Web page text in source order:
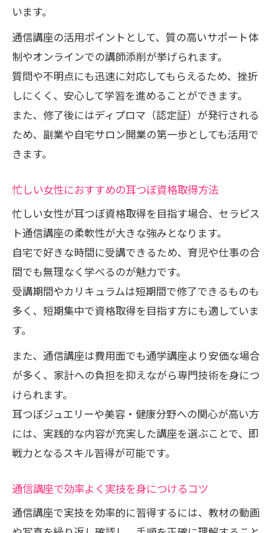
います。
通信講座の活用ポイントとして、質の高いサポート体
制やオンラインでの講師添削が挙げられます。
質問や不明点にも迅速に対応してもらえるため、挫折
しにくく、安心して学習を進めることができます。
また、修了後にはディプロマ（認定証）が発行される
ため、副業や自宅サロン開業の第一歩としても活用で
きます。
忙しい女性におすすめの耳つぼ資格取得方法
忙しい女性が耳つぼ資格取得を目指す場合、セラピス
ト通信講座の柔軟性が大きな強みとなります。
自宅で好きな時間に受講できるため、育児や仕事の合
間でも無理なく学べるのが魅力です。
受講期間やカリキュラムは短期間で修了できるものも
多く、短期集中で資格取得を目指す方にも適していま
す。
また、通信講座は費用面でも通学講座より安価な場合
が多く、家計への負担を抑えながら専門技術を身につ
けられます。
耳つぼジュエリーや美容・健康分野への関心が高い方
には、実践的な内容が充実した講座を選ぶことで、即
戦力となるスキル習得が可能です。
通信講座で効率よく実技を身につけるコツ
通信講座で実技を効率的に習得するには、教材の動画